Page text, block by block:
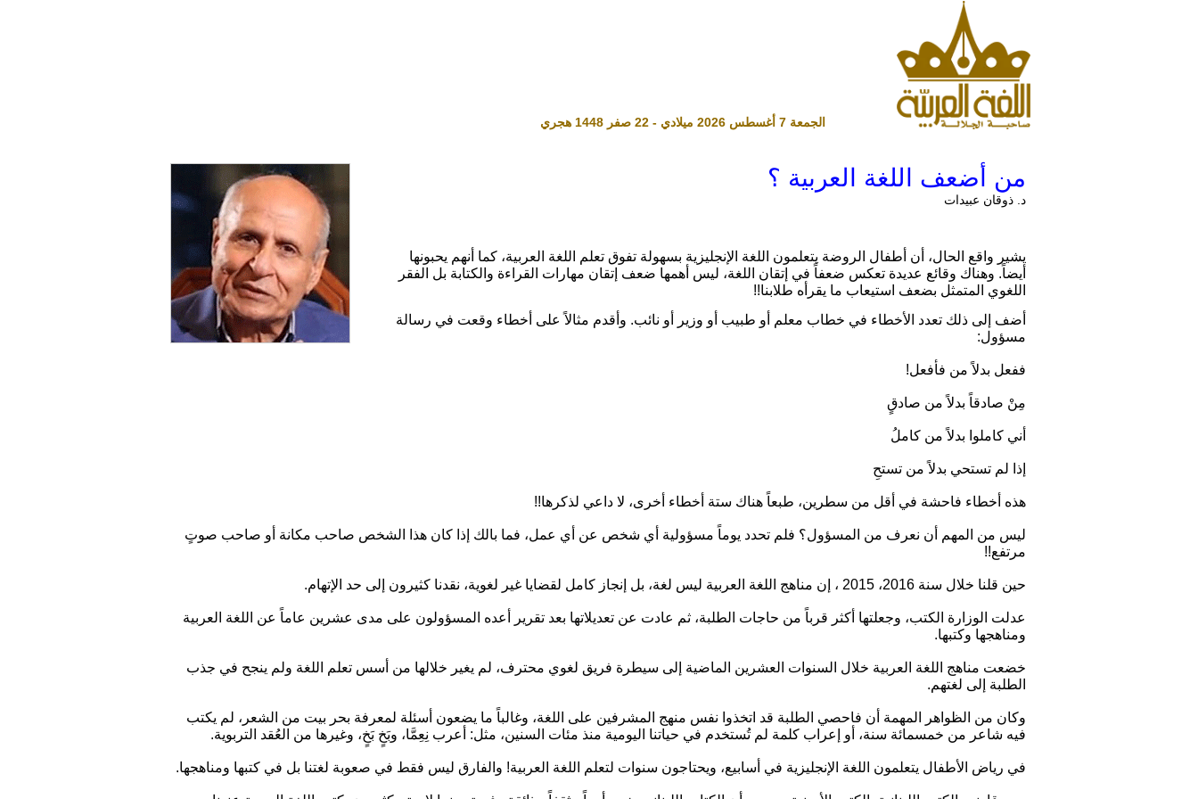
من أضعف اللغة العربية ؟
د. ذوقان عبيدات
يشير واقع الحال، أن أطفال الروضة يتعلمون اللغة الإنجليزية بسهولة تفوق تعلم اللغة العربية، كما أنهم يحبونها
أيضاً. وهناك وقائع عديدة تعكس ضعفاً في إتقان اللغة، ليس أهمها ضعف إتقان مهارات القراءة والكتابة بل الفقر
اللغوي المتمثل بضعف استيعاب ما يقرأه طلابنا!!
أضف إلى ذلك تعدد الأخطاء في خطاب معلم أو طبيب أو وزير أو نائب. وأقدم مثالاً على أخطاء وقعت في رسالة
مسؤول:
ففعل بدلاً من فأفعل!
مِنْ صادقاً بدلاً من صادقٍ
أني كاملوا بدلاً من كاملُ
إذا لم تستحي بدلاً من تستحِ
هذه أخطاء فاحشة في أقل من سطرين، طبعاً هناك ستة أخطاء أخرى، لا داعي لذكرها!!
ليس من المهم أن نعرف من المسؤول؟ فلم تحدد يوماً مسؤولية أي شخص عن أي عمل، فما بالك إذا كان هذا الشخص صاحب مكانة أو صاحب صوتٍ
مرتفع!!
حين قلنا خلال سنة 2016، 2015 ، إن مناهج اللغة العربية ليس لغة، بل إنجاز كامل لقضايا غير لغوية، نقدنا كثيرون إلى حد الإتهام.
عدلت الوزارة الكتب، وجعلتها أكثر قرباً من حاجات الطلبة، ثم عادت عن تعديلاتها بعد تقرير أعده المسؤولون على مدى عشرين عاماً عن اللغة العربية
ومناهجها وكتبها.
خضعت مناهج اللغة العربية خلال السنوات العشرين الماضية إلى سيطرة فريق لغوي محترف، لم يغير خلالها من أسس تعلم اللغة ولم ينجح في جذب
الطلبة إلى لغتهم.
وكان من الظواهر المهمة أن فاحصي الطلبة قد اتخذوا نفس منهج المشرفين على اللغة، وغالباً ما يضعون أسئلة لمعرفة بحر بيت من الشعر، لم يكتب
فيه شاعر من خمسمائة سنة، أو إعراب كلمة لم تُستخدم في حياتنا اليومية منذ مئات السنين، مثل: أعرب نِعِمَّا، وبَخٍ بَخٍ، وغيرها من العُقد التربوية.
في رياض الأطفال يتعلمون اللغة الإنجليزية في أسابيع، ويحتاجون سنوات لتعلم اللغة العربية! والفارق ليس فقط في صعوبة لغتنا بل في كتبها ومناهجها.